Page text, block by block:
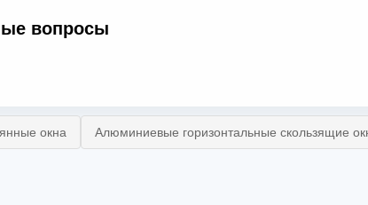
вопросы
окна Алюминиевые горизонтальные скользящие